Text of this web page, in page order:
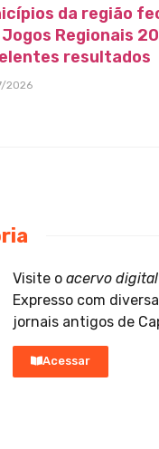
da região
Regionais
resultados
2026
Visite o acervo digital
Expresso com
jornais antigos de
Acessar